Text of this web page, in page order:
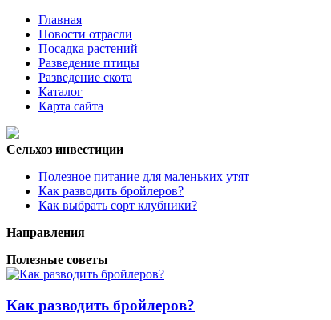
Главная
Новости отрасли
Посадка растений
Разведение птицы
Разведение скота
Каталог
Карта сайта
Сельхоз инвестиции
Полезное питание для маленьких утят
Как разводить бройлеров?
Как выбрать сорт клубники?
Направления
Полезные советы
Как разводить бройлеров?